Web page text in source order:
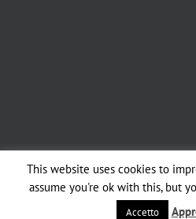
Copyright 2012 - 2018 Studio Cerbone
Powered by Studio Cerbone | | All
This website uses cookies to
assume you're ok with this, but
Accetto